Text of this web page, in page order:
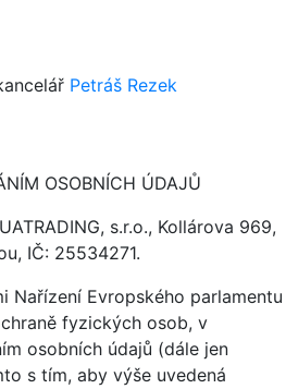
Petráš Rezek
OSOBNÍCH ÚDAJŮ
s.r.o., Kollárova 969,
IČ: 25534271.
Nařízení Evropského parlamentu
fyzických osob, v
osobních údajů (dále jen
s tím, aby výše uvedená